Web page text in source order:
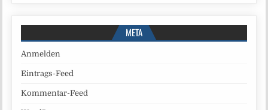
META
Anmelden
Eintrags-Feed
Kommentar-Feed